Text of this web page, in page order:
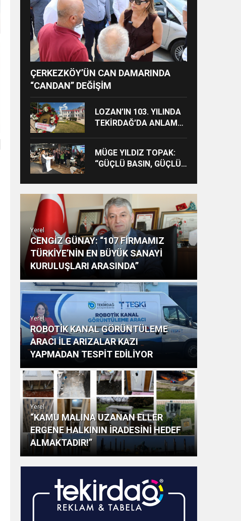
ÇERKEZKÖY’ÜN CAN DAMARINDA
“CANDAN” DEĞİŞİM
LOZAN’IN 103. YILINDA
TEKİRDAĞ’DA ANLAMLI
MÜGE YILDIZ TOPAK:
“GÜÇLÜ BASIN, GÜÇLÜ
TEMİNATIDIR!”
Yerel
CENGİZ GÜNAY: “107 FİRMAMIZ
TÜRKİYE’NİN EN BÜYÜK SANAYİ
KURULUŞLARI ARASINDA”
Yerel
ROBOTİK KANAL GÖRÜNTÜLEME
ARACI İLE ARIZALAR KAZI
YAPMADAN TESPİT EDİLİYOR
Yerel
“KAMU MALINA UZANAN ELLER
ERGENE HALKININ İRADESİNİ HEDEF
ALMAKTADIR!”